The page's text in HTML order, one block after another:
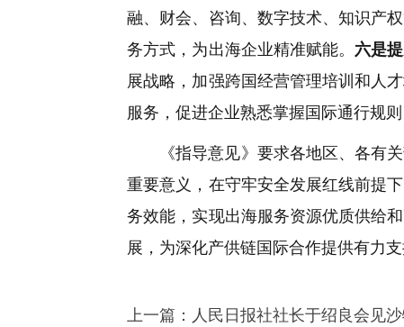
融、财会、咨询、数字技术、知识产
务方式，为出海企业精准赋能。 六是
展战略，加强跨国经营管理培训和人
服务，促进企业熟悉掌握国际通行规
《指导意见》要求各地区、各有
重要意义，在守牢安全发展红线前提
务效能，实现出海服务资源优质供给
展，为深化产供链国际合作提供有力支
上一篇： 人民日报社社长于绍良会见